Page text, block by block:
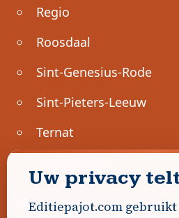
Regio
Roosdaal
Sint-Genesius-Rode
Sint-Pieters-Leeuw
Ternat
Geen advertenties gevonden.
Uw privacy
Editiepajot.com gebruikt